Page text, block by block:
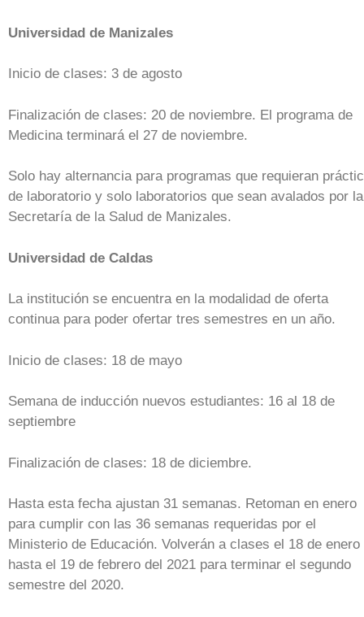
Universidad de Manizales
Inicio de clases: 3 de agosto
Finalización de clases: 20 de noviembre. El programa de
Medicina terminará el 27 de noviembre.
Solo hay alternancia para programas que requieran
de laboratorio y solo laboratorios que sean avalados por la
Secretaría de la Salud de Manizales.
Universidad de Caldas
La institución se encuentra en la modalidad de oferta
continua para poder ofertar tres semestres en un año.
Inicio de clases: 18 de mayo
Semana de inducción nuevos estudiantes: 16 al 18 de
septiembre
Finalización de clases: 18 de diciembre.
Hasta esta fecha ajustan 31 semanas. Retoman en enero
para cumplir con las 36 semanas requeridas por el
Ministerio de Educación. Volverán a clases el 18 de enero
hasta el 19 de febrero del 2021 para terminar el segundo
semestre del 2020.